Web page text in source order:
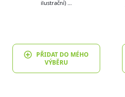
ilustrační) …
PŘIDAT DO MÉHO
VÝBĚRU